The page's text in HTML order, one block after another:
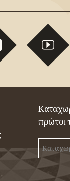
πρώτοι